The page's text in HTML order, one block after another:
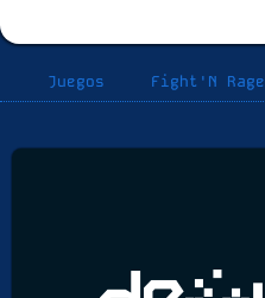
Juegos Fight'N Rage